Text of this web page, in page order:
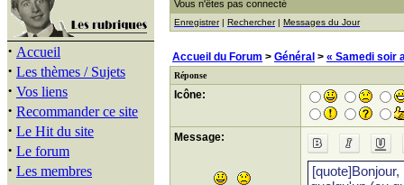
· Accueil
· Les thèmes / Sujets
· Vos liens
· Recommander ce site
· Le Hit du site
· Le forum
· Les membres
Vous n'êtes pas connecté
Enregistrer| Rechercher| Messages du Jour
Accueil du Forum > Général > « Samedi soir
Réponse
Icône:
Message: